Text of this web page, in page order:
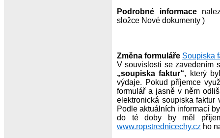
Podrobné informace
složce Nové dokumenty )
Změna formuláře Soupiska
V souvislosti se zavedením
„soupiska faktur“, který
výdaje. Pokud příjemce
formulář a jasně v něm
elektronická soupiska faktur
Podle aktuálních informací
do té doby by měl
www.ropstrednicechy.cz ho